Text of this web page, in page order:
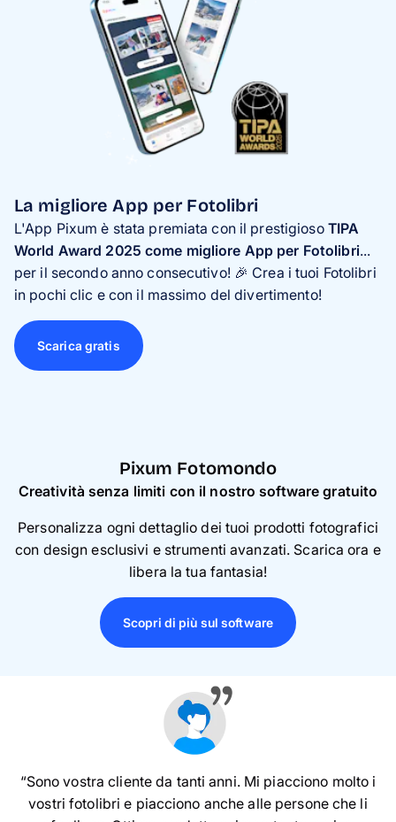
La migliore App per Fotolibri
L'App Pixum è stata premiata con il prestigioso TIPA
World Award 2025 come migliore App per Fotolibri...
per il secondo anno consecutivo! 🎉 Crea i tuoi Fotolibri
in pochi clic e con il massimo del divertimento!
Scarica gratis
Pixum Fotomondo
Creatività senza limiti con il nostro software gratuito
Personalizza ogni dettaglio dei tuoi prodotti fotografici
con design esclusivi e strumenti avanzati. Scarica ora e
libera la tua fantasia!
Scopri di più sul software
“Sono vostra cliente da tanti anni. Mi piacciono molto i
vostri fotolibri e piacciono anche alle persone che li